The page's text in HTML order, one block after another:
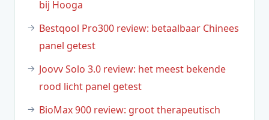
bij Hooga
Bestqool Pro300 review: betaalbaar Chinees
panel getest
Joovv Solo 3.0 review: het meest bekende
rood licht panel getest
BioMax 900 review: groot therapeutisch